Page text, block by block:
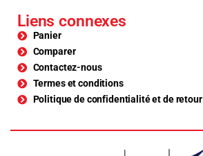
Liens connexes
Panier
Comparer
Contactez-nous
Termes et conditions
Politique de confidentialité et de retour